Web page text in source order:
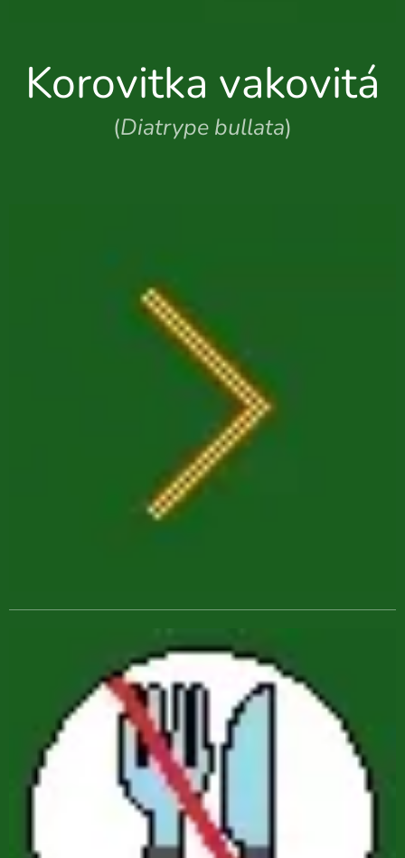
Korovitka vakovitá
(Diatrype bullata)